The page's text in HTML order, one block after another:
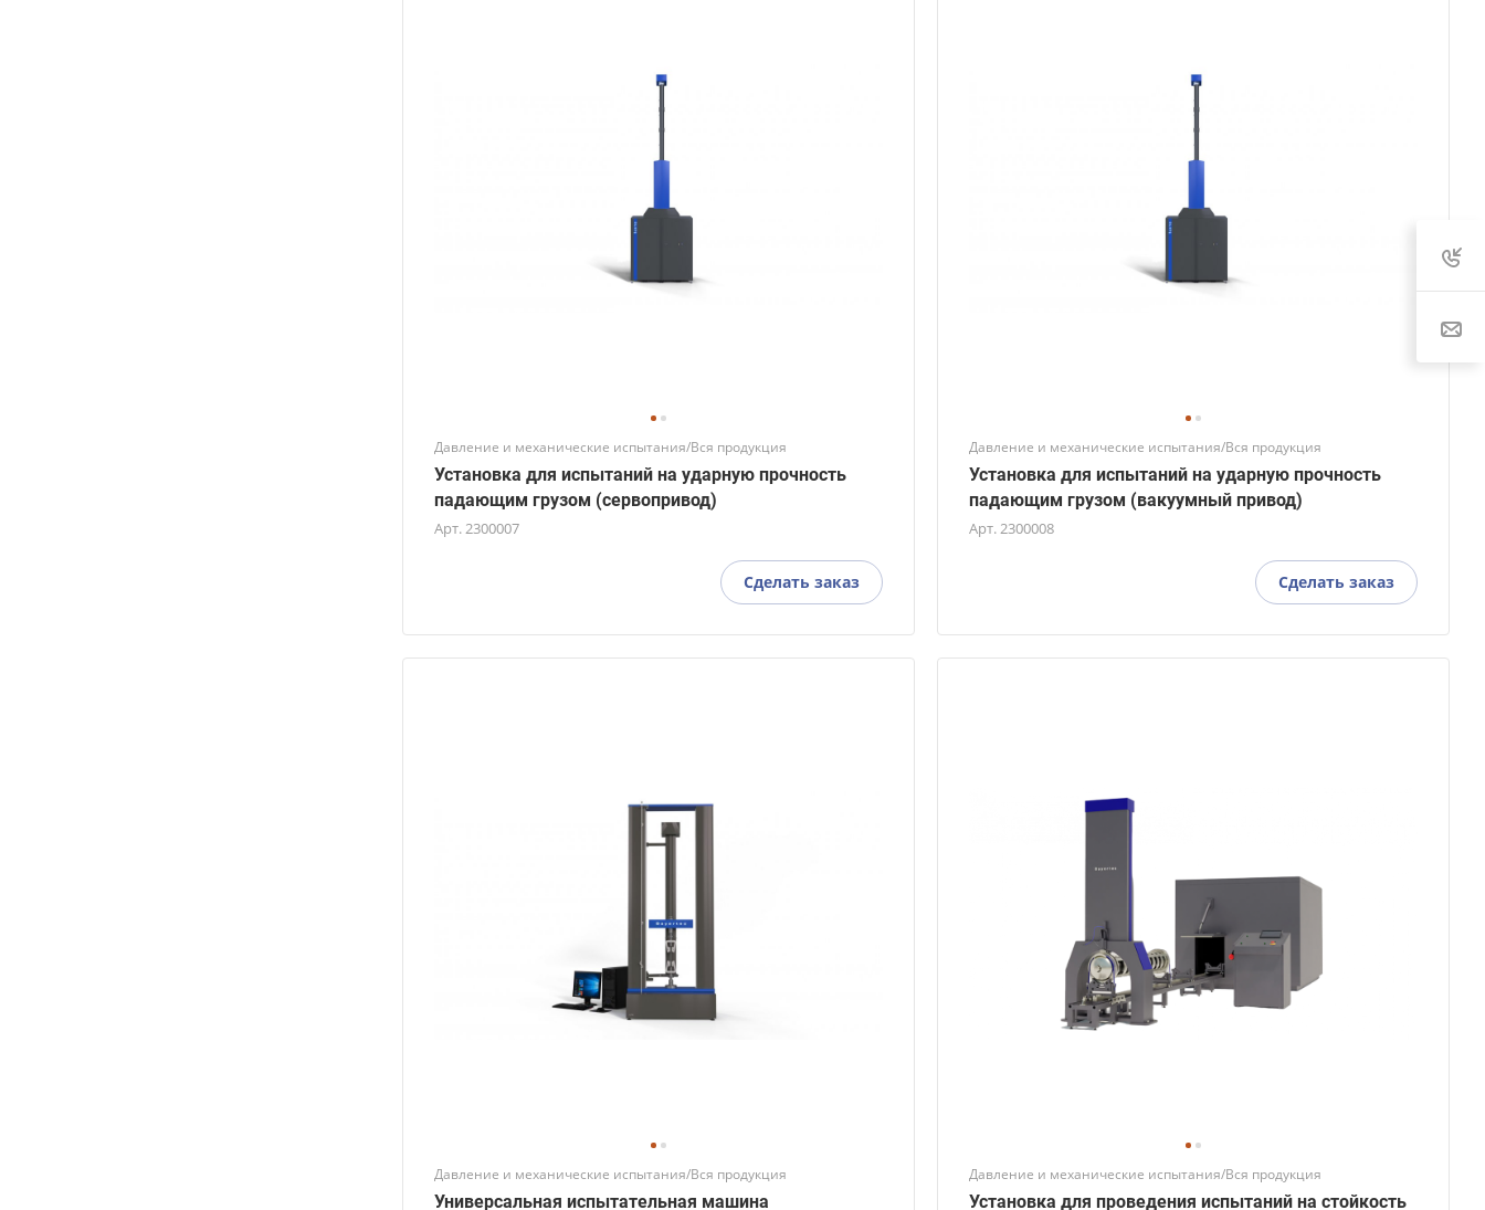
Давление и механические испытания/Вся продукция
Установка для испытаний на ударную прочность
падающим грузом (сервопривод)
Арт.2300007
Сделать заказ
Давление и механические испытания/Вся продукция
Установка для испытаний на ударную прочность
падающим грузом (вакуумный привод)
Арт.2300008
Сделать заказ
Давление и механические испытания/Вся продукция
Универсальная испытательная машина
Давление и механические испытания/Вся продукция
Установка для проведения испытаний на стойкость